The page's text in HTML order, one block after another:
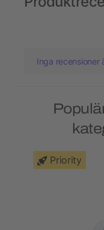
Inga recensioner
Priority